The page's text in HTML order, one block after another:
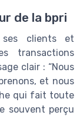
de la bpri
ses clients et
transactions
clair : “Nous
et nous
qui fait toute
souvent perçu